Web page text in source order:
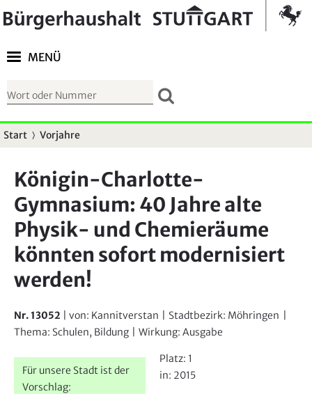
Springe zur Navigation
Kontrast umschalten
MENÜ
S
u
c
f
o
r
m
u
l
a
S
Start Vorjahre
Königin-Charlotte-
Gymnasium: 40 Jahre alte
Physik- und Chemieräume
könnten sofort modernisiert
werden!
Nr. 13052 | von: Kannitverstan Stadtbezirk: Möhringen
Thema: Schulen, Bildung Wirkung:Ausgabe
Für unsere Stadt ist der
Vorschlag:
Platz: 1
in: 2015